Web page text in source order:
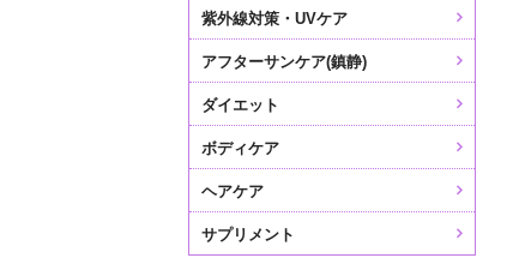
紫外線対策・UVケア
アフターサンケア(鎮静)
ダイエット
ボディケア
ヘアケア
サプリメント